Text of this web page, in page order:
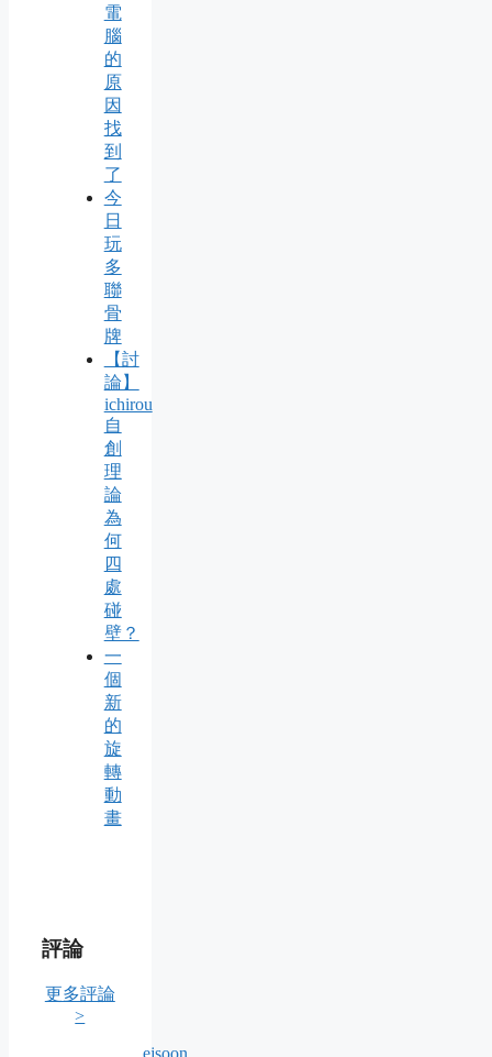
電
腦
的
原
因
找
到
了
今
日
玩
多
聯
骨
牌
【討
論】
ichirou
自
創
理
論
為
何
四
處
碰
壁？
一
個
新
的
旋
轉
動
畫
評論
更多評論
>